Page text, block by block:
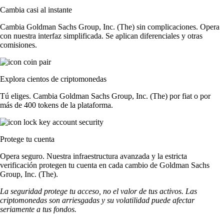
Cambia casi al instante
Cambia Goldman Sachs Group, Inc. (The) sin complicaciones. Opera
con nuestra interfaz simplificada. Se aplican diferenciales y otras
comisiones.
Explora cientos de criptomonedas
Tú eliges. Cambia Goldman Sachs Group, Inc. (The) por fiat o por
más de 400 tokens de la plataforma.
Protege tu cuenta
Opera seguro. Nuestra infraestructura avanzada y la estricta
verificación protegen tu cuenta en cada cambio de Goldman Sachs
Group, Inc. (The).
La seguridad protege tu acceso, no el valor de tus activos. Las
criptomonedas son arriesgadas y su volatilidad puede afectar
seriamente a tus fondos.